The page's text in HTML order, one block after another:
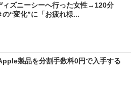
ィズニーシーへ行った女性→120分
変化”に「お疲れ様...
製品を分割手数料0円で入手する